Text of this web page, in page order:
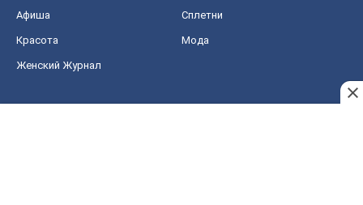
Афиша Сплетни
Красота Мода
Женский Журнал